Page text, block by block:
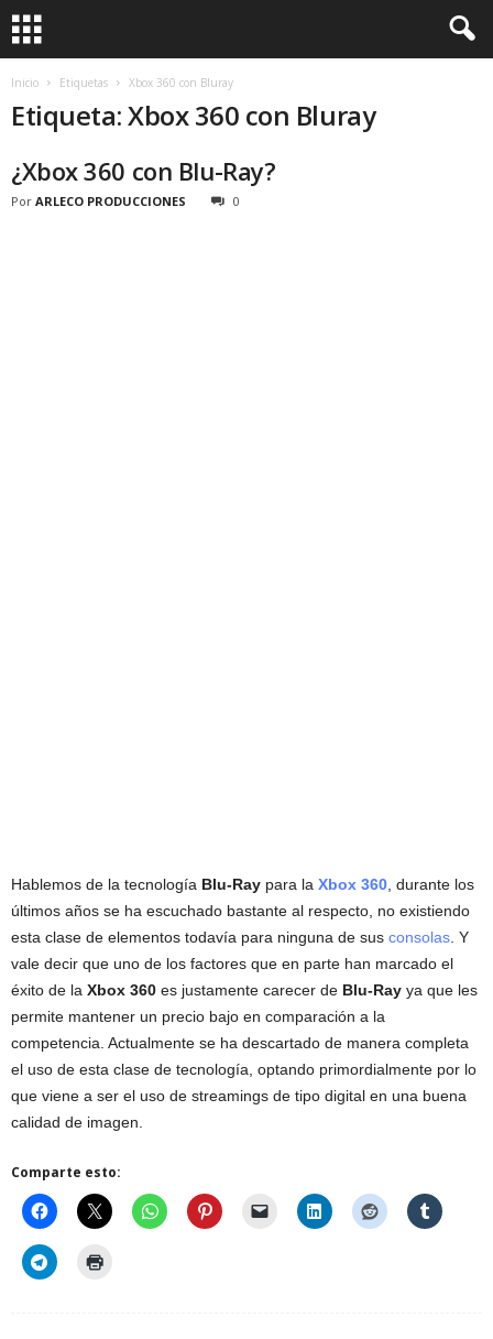
Inicio Etiquetas Xbox 360 con Bluray
Etiqueta: Xbox 360 con Bluray
¿Xbox 360 con Blu-Ray?
Por ARLECO PRODUCCIONES 0
Hablemos de la tecnología Blu-Ray para la Xbox 360 , durante los
últimos años se ha escuchado bastante al respecto, no existiendo
esta clase de elementos todavía para ninguna de sus consolas . Y
vale decir que uno de los factores que en parte han marcado el
éxito de la Xbox 360 es justamente carecer de Blu-Ray ya que les
permite mantener un precio bajo en comparación a la
competencia. Actualmente se ha descartado de manera completa
el uso de esta clase de tecnología, optando primordialmente por lo
que viene a ser el uso de streamings de tipo digital en una buena
calidad de imagen.
Comparte esto: